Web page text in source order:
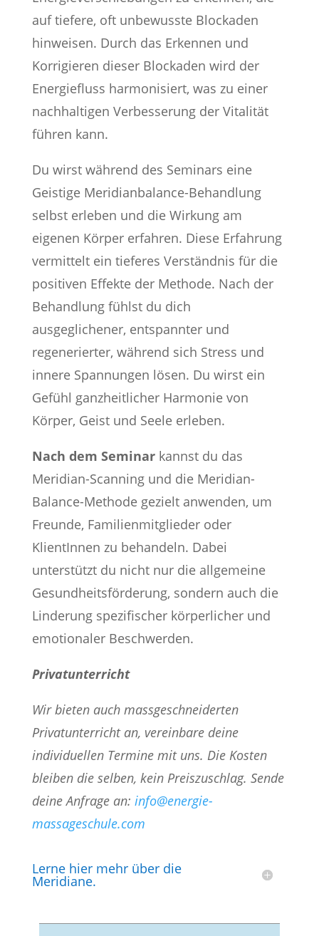
auf tiefere, oft unbewusste Blockaden
hinweisen. Durch das Erkennen und
Korrigieren dieser Blockaden wird der
Energiefluss harmonisiert, was zu einer
nachhaltigen Verbesserung der Vitalität
führen kann.
Du wirst während des Seminars eine
Geistige Meridianbalance-Behandlung
selbst erleben und die Wirkung am
eigenen Körper erfahren. Diese Erfahrung
vermittelt ein tieferes Verständnis für die
positiven Effekte der Methode. Nach der
Behandlung fühlst du dich
ausgeglichener, entspannter und
regenerierter, während sich Stress und
innere Spannungen lösen. Du wirst ein
Gefühl ganzheitlicher Harmonie von
Körper, Geist und Seele erleben.
Nach dem Seminarkannst du das
Meridian-Scanning und die Meridian-
Balance-Methode gezielt anwenden, um
Freunde, Familienmitglieder oder
KlientInnen zu behandeln. Dabei
unterstützt du nicht nur die allgemeine
Gesundheitsförderung, sondern auch die
Linderung spezifischer körperlicher und
emotionaler Beschwerden.
Privatunterricht
Wir bieten auch massgeschneiderten
Privatunterricht an, vereinbare deine
individuellen Termine mit uns. Die Kosten
bleiben die selben, kein Preiszuschlag. Sende
deine Anfrage an: info@energie-
massageschule.com
Lerne hier mehr über die
Meridiane.